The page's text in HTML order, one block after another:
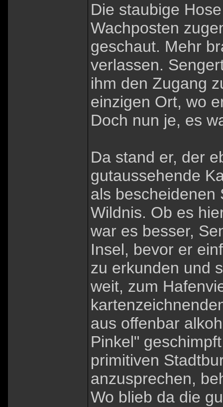
Die staubige
Wachposten
geschaut. Mehr
verlassen.
ihm den Zugang
einzigen Ort, wo
Doch nun je, es
Da stand er, der
gutaussehende
als bescheidenen
Wildnis. Ob es
war es besser,
Insel, bevor er
zu erkunden und
weit, zum
aus offenbar
Pinkel"
primitiven
anzusprechen,
Wo blieb da die